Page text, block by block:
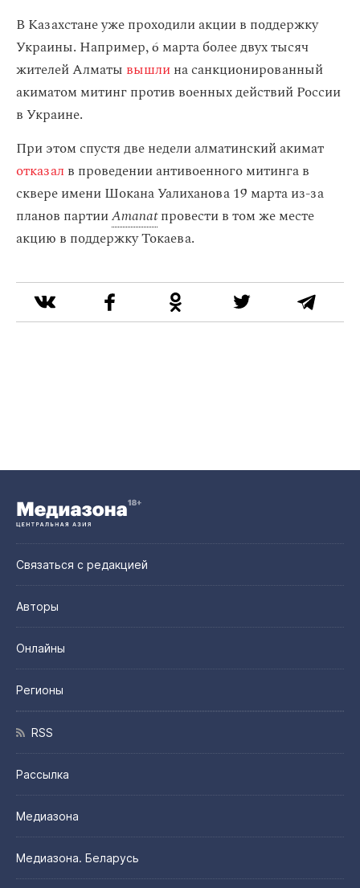
В Казахстане уже проходили акции в поддержку
Украины. Например, 6 марта более двух тысяч
жителей Алматы вышлина санкционированный
акиматом митинг против военных действий России
в Украине.
При этом спустя две недели алматинский акимат
отказал в проведении антивоенного митинга в
сквере имени Шокана Уалиханова 19 марта из-за
планов партииAmanatпровести в том же месте
акцию в поддержку Токаева.
Связаться с редакцией
Авторы
Онлайны
Регионы
RSS
Рассылка
Медиазона
Медиазона. Беларусь